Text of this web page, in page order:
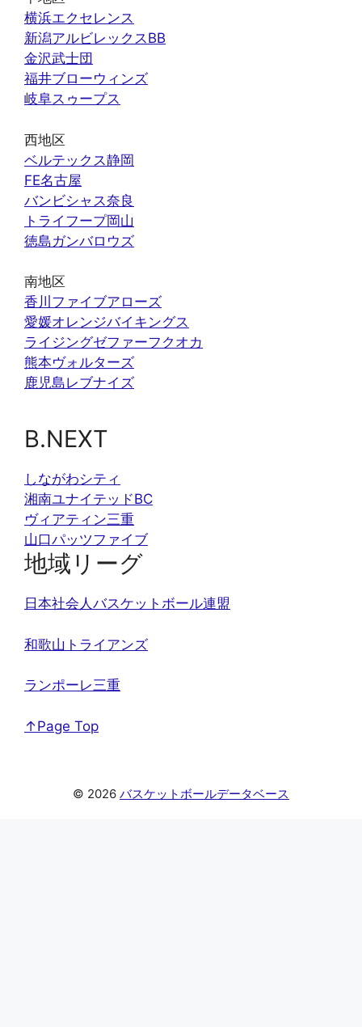
横浜エクセレンス
新潟アルビレックスBB
金沢武士団
福井ブローウィンズ
岐阜スゥープス
西地区
ベルテックス静岡
FE名古屋
バンビシャス奈良
トライフープ岡山
徳島ガンバロウズ
南地区
香川ファイブアローズ
愛媛オレンジバイキングス
ライジングゼファーフクオカ
熊本ヴォルターズ
鹿児島レブナイズ
B.NEXT
しながわシティ
湘南ユナイテッドBC
ヴィアティン三重
山口パッツファイブ
地域リーグ
日本社会人バスケットボール連盟
和歌山トライアンズ
ランポーレ三重
↑Page Top
© 2026 バスケットボールデータベース